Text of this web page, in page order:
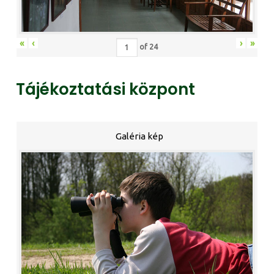
« ‹ of 24 › »
Tájékoztatási központ
Galéria kép